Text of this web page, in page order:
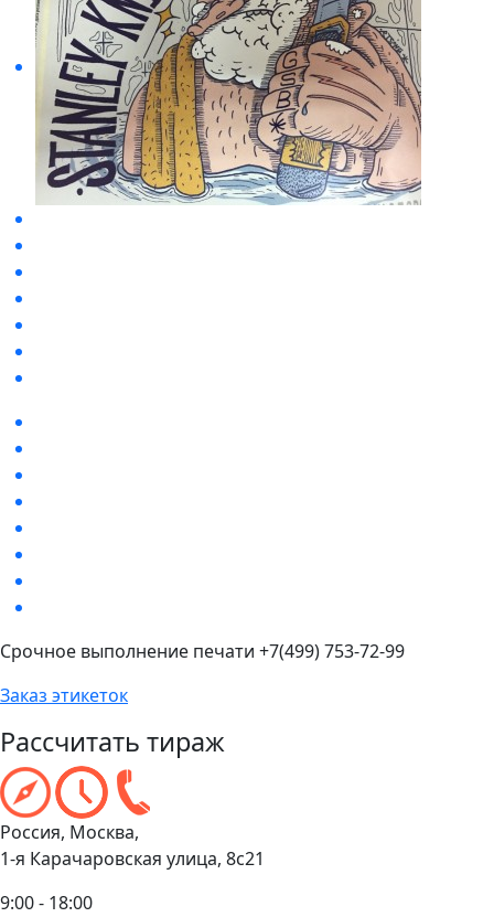
Срочное выполнение печати +7(499) 753-72-99
Заказ этикеток
Рассчитать тираж
Россия, Москва,
1-я Карачаровская улица, 8с21
9:00 - 18:00